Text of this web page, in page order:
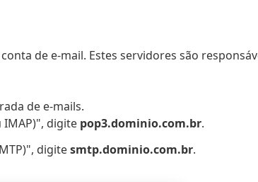
de e-mail. Estes servidores são
de e-mails.
IMAP)", digite pop3.dominio.com.br.
digitesmtp.dominio.com.br.